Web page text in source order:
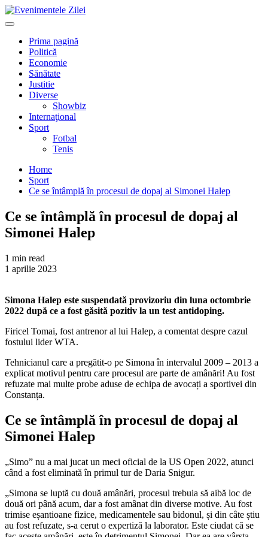
Mergi
la
Primary
Prima pagină
Politică
Economie
Sănătate
Justitie
Diverse
Showbiz
Internaţional
Sport
Fotbal
Tenis
Home
Sport
Ce se întâmplă în procesul de dopaj al Simonei Halep
Ce se întâmplă în procesul de dopaj al
Simonei Halep
1 min read
1 aprilie 2023
Simona Halep este suspendată provizoriu din luna octombrie
2022 după ce a fost găsită pozitiv la un test antidoping.
Firicel Tomai, fost antrenor al lui Halep, a comentat despre cazul
fostului lider WTA.
Tehnicianul care a pregătit-o pe Simona în intervalul 2009 – 2013 a
explicat motivul pentru care procesul are parte de amânări! Au fost
refuzate mai multe probe aduse de echipa de avocați a sportivei din
Constanța.
Ce se întâmplă în procesul de dopaj al
Simonei Halep
„Simo” nu a mai jucat un meci oficial de la US Open 2022, atunci
când a fost eliminată în primul tur de Daria Snigur.
„Simona se luptă cu două amânări, procesul trebuia să aibă loc de
două ori până acum, dar a fost amânat din diverse motive. Au fost
trimise eșantioane fizice, medicamentele sau bidonul, și din câte știu
au fost refuzate, s-a cerut o expertiză la laborator. Este ciudat că se